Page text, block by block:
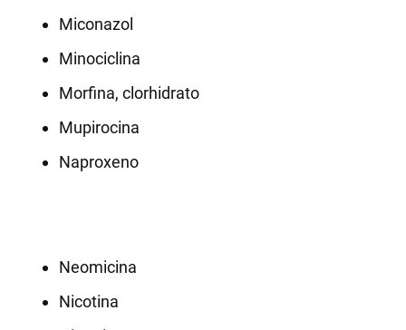
Miconazol
Minociclina
Morfina, clorhidrato
Mupirocina
Naproxeno
Neomicina
Nicotina